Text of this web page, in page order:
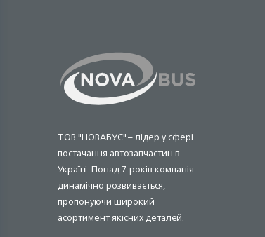
ТОВ "НОВАБУС" – лідер у сфері
постачання автозапчастин в
Україні. Понад 7 років компанія
динамічно розвивається,
пропонуючи широкий
асортимент якісних деталей.